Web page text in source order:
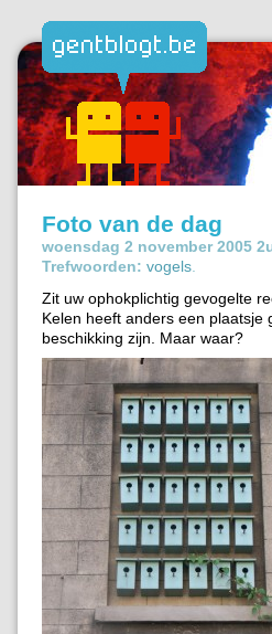
Foto van de dag
woensdag 2 november 2005
Trefwoorden: vogels
Zit uw ophokplichtig gevogelte
Kelen heeft anders een plaatsje
beschikking zijn. Maar waar?